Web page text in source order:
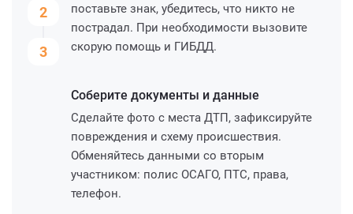
2
3
поставьте знак, убедитесь, что никто не
пострадал. При необходимости вызовите
скорую помощь и ГИБДД.
Соберите документы и данные
Сделайте фото с места ДТП, зафиксируйте
повреждения и схему происшествия.
Обменяйтесь данными со вторым
участником: полис ОСАГО, ПТС, права,
телефон.